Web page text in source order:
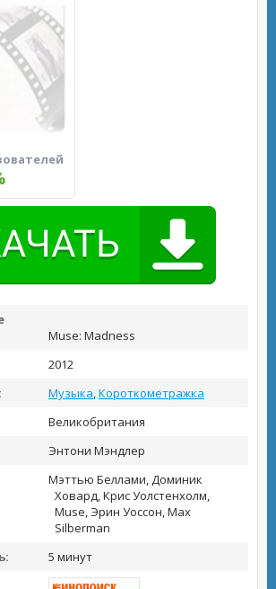
Muse: Madness
2012
Музыка,Короткометражка
Великобритания
Энтони Мэндлер
Мэттью Беллами, Доминик
Ховард, Крис Уолстенхолм,
Muse, Эрин Уоссон, Max
Silberman
5 минут